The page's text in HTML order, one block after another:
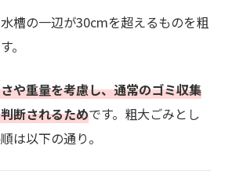
槽の一辺が30cmを超えるものを粗
。
や重量を考慮し、通常のゴミ収集
断されるためです。粗大ごみとし
は以下の通り。